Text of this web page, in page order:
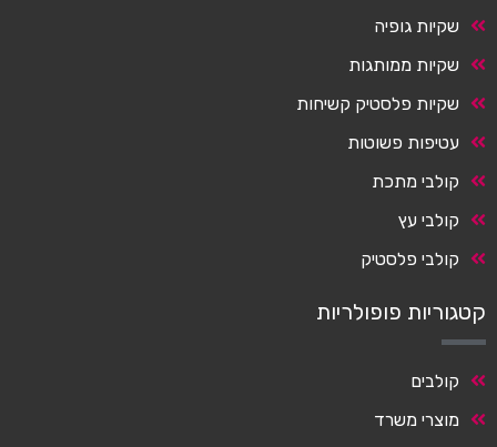
שקיות גופיה
שקיות ממותגות
שקיות פלסטיק קשיחות
עטיפות פשוטות
קולבי מתכת
קולבי עץ
קולבי פלסטיק
קטגוריות פופולריות
קולבים
מוצרי משרד